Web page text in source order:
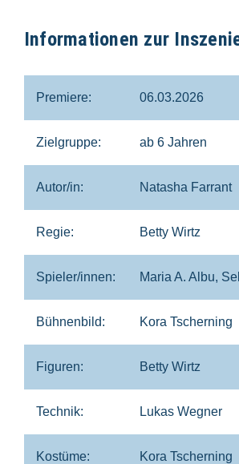
Informationen zur
Premiere: 06.03.2026
Zielgruppe: ab 6 Jahren
Autor/in: Natasha Farrant
Regie: Betty Wirtz
Spieler/innen: Maria A. Albu,
Bühnenbild: Kora Tscherning
Figuren: Betty Wirtz
Technik: Lukas Wegner
Kostüme: Kora Tscherning